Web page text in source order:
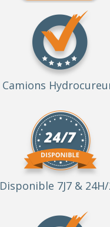
Camions
Disponible 7J7 &